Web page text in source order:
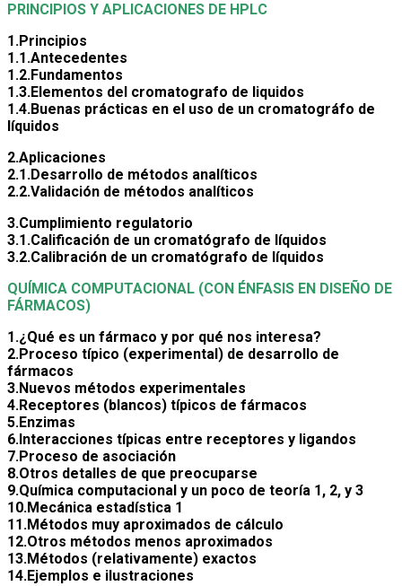
PRINCIPIOS Y APLICACIONES DE HPLC
1.Principios
1.1.Antecedentes
1.2.Fundamentos
1.3.Elementos del cromatografo de liquidos
1.4.Buenas prácticas en el uso de un cromatográfo de
líquidos
2.Aplicaciones
2.1.Desarrollo de métodos analíticos
2.2.Validación de métodos analíticos
3.Cumplimiento regulatorio
3.1.Calificación de un cromatógrafo de líquidos
3.2.Calibración de un cromatógrafo de líquidos
QUÍMICA COMPUTACIONAL (CON ÉNFASIS EN DISEÑO DE
FÁRMACOS)
1.¿Qué es un fármaco y por qué nos interesa?
2.Proceso típico (experimental) de desarrollo de
fármacos
3.Nuevos métodos experimentales
4.Receptores (blancos) típicos de fármacos
5.Enzimas
6.Interacciones típicas entre receptores y ligandos
7.Proceso de asociación
8.Otros detalles de que preocuparse
9.Química computacional y un poco de teoría 1, 2, y 3
10.Mecánica estadística 1
11.Métodos muy aproximados de cálculo
12.Otros métodos menos aproximados
13.Métodos (relativamente) exactos
14.Ejemplos e ilustraciones